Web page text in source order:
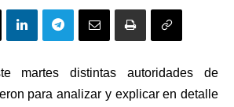
martes distintas autoridades de
para analizar y explicar en detalle